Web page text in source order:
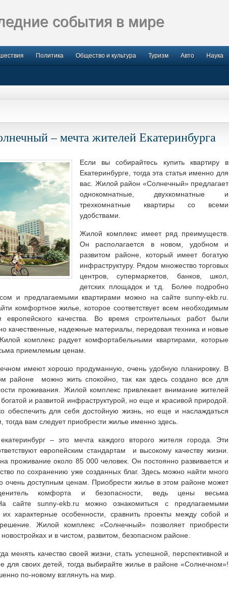
события в мире
Политика Общество и культура Туризм Авто Наука
– мечта жителей Екатеринбурга
Если вы собирайтесь купить квартиру в
Екатеринбурге, тогда эта статья именно для
вас. Жилой район «Солнечный» предлагает
однокомнатные, двухкомнатные и
трехкомнатные квартиры со всеми
удобствами.
Жилой комплекс имеет ряд преимуществ.
Он располагается в новом, удобном и
развитом районе, который имеет богатую
инфраструктуру. Рядом множество торговых
центров, супермаркетов, банков, школ,
детских площадок и т.д. Более подробно
и предлагаемыми квартирами можно на сайте sunny-ekb.ru.
комфортное жилье, которое соответствует всем необходимым
качества. Во время строительных работ были
качественные, надежные материалы, передовая техника и новые
комплекс радует комфортабельными квартирами, которые
приемлемым ценам.
имеют хорошо продуманную, очень удобную планировку. В
районе можно жить спокойно, так как здесь создано все для
проживания. Жилой комплекс привлекает внимание жителей
и развитой инфраструктурой, но еще и красивой природой.
обеспечить для себя достойную жизнь, но еще и наслаждаться
вам следует приобрести жилье именно здесь.
– это мечта каждого второго жителя города. Эти
европейским стандартам и высокому качеству жизни.
проживание около 85 000 человек. Он постоянно развивается и
по сохранению уже созданных благ. Здесь можно найти много
очень доступным ценам. Приобрести жилье в этом районе может
комфорта и безопасности, ведь цены весьма
На сайте sunny-ekb.ru можно ознакомиться с предлагаемыми
их характерные особенности, сравнить проекты между собой и
Жилой комплекс «Солнечный» позволяет приобрести
и в чистом, развитом, безопасном районе.
менять качество своей жизни, стать успешной, перспективной и
для своих детей, тогда выбирайте жилье в районе «Солнечном»!
по-новому взглянуть на мир.